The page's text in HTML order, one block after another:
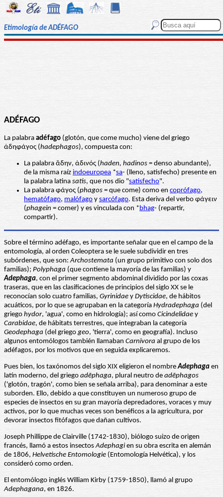
Etimología de ADÉFAGO
ADÉFAGO
La palabra adéfago (glotón, que come mucho) viene del griego
ἀδηφάγος (hadephagos), compuesta con:
La palabra ἅδην, ἁδινός (haden, hadinos = denso abundante),
de la misma raíz indoeuropea *sa- (lleno, satisfecho) presente en
la palabra latina satis, que nos dio "satisfecho".
La palabra φάγος (phagos = que come) como en coprófago,
hematófago, malófago y sarcófago. Esta deriva del verbo φάγειν
(phagein = comer) y es vinculada con *bhag- (repartir,
compartir).
Sobre el término adéfago, es importante señalar que en el campo de la
entomología, al orden Coleoptera se le suele subdividir en tres
subórdenes, que son:Archostemata (un grupo primitivo con solo dos
familias); Polyphaga (que contiene la mayoría de las familias) y
Adephaga, con el primer segmento abdominal dividido por las coxas
traseras, que en las clasificaciones de principios del siglo XX se le
reconocían solo cuatro familias, Gyrinidae y Dytiscidae, de hábitos
acuáticos, por lo que se agrupaban en la categoría Hydradephaga (del
griego hydor, 'agua', como en hidrología); así como Cicindelidae y
Carabidae, de hábitats terrestres, que integraban la categoría
Geodephaga (del griegogeo, 'tierra', como en geografía). Incluso
algunos entomólogos también llamaban Carnivora al grupo de los
adéfagos, por los motivos que en seguida explicaremos.
Pues bien, los taxónomos del siglo XIX eligieron el nombreAdephaga en
latín moderno, del griego adēphaga, plural neutro de adēphagos
('glotón, tragón', como bien se señala arriba), para denominar a este
suborden. Ello, debido a que constituyen un numeroso grupo de
especies de insectos en su gran mayoría depredadores, voraces y muy
activos, por lo que muchas veces son benéficos a la agricultura, por
devorar insectos fitófagos que dañan cultivos.
Joseph Phillippe de Clairville (1742-1830), biólogo suizo de origen
francés, llamó a estos insectosAdephagien su obra escrita en alemán
de 1806, Helvetische Entomologie (Entomología Helvética), y los
consideró como orden.
El entomólogo inglés William Kirby (1759-1850), llamó al grupo
Adephagana, en 1826.